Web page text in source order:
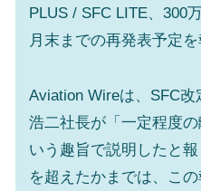
PLUS / SFC LITE、300
月末までの再発表予定を
Aviation Wireは、SFC改
浩二社長が「一定程度
いう趣旨で説明したと
を超えたかまでは、こ